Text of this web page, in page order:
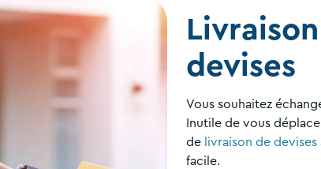
devises
Vous souhaitez
Inutile de vous
de livraison de
facile.